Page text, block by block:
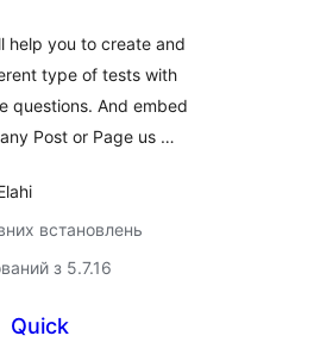
help you to create and
type of tests with
questions. And embed
Post or Page us …
встановлень
з 5.7.16
Quick